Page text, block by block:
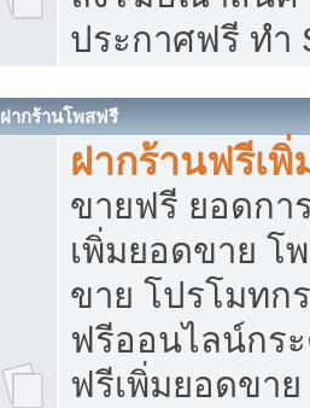
ประกาศฟรี ทำ
ฝากร้านโพสฟรี
ฝากร้านฟรีเ
ขายฟรี ยอดกา
เพิ่มยอดขาย โ
ขาย โปรโมทก
ฟรีออนไลน์กร
ฟรีเพิ่มยอดขา